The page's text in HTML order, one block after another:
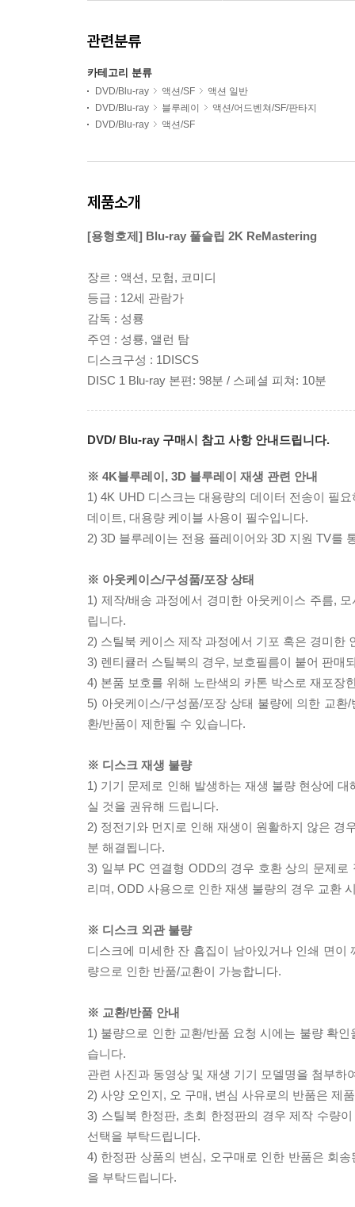
관련분류
카테고리 분류
DVD/Blu-ray 액션/SF
액션 일반
DVD/Blu-ray
블루레이
액션/어드벤쳐/SF/판타지
DVD/Blu-ray
액션/SF
제품소개
[용형호제] Blu-ray 풀슬립 2K ReMastering
장르 : 액션, 모험, 코미디
등급 : 12세 관람가
감독 : 성룡
주연 : 성룡, 앨런 탐
디스크구성 : 1DISCS
DISC 1 Blu-ray 본편: 98분 / 스페셜 피쳐: 10분
DVD/ Blu-ray 구매시 참고 사항 안내드립니다.
※ 4K블루레이, 3D 블루레이 재생 관련 안내
1) 4K UHD 디스크는 대용량의 데이터 전송이 필
데이트, 대용량 케이블 사용이 필수입니다.
2) 3D 블루레이는 전용 플레이어와 3D 지원 TV를
※ 아웃케이스/구성품/포장 상태
1) 제작/배송 과정에서 경미한 아웃케이스 주름,
립니다.
2) 스틸북 케이스 제작 과정에서 기포 혹은 경미한
3) 렌티큘러 스틸북의 경우, 보호필름이 붙어 판매
4) 본품 보호를 위해 노란색의 카톤 박스로 재포장
5) 아웃케이스/구성품/포장 상태 불량에 의한 교
환/반품이 제한될 수 있습니다.
※ 디스크 재생 불량
1) 기기 문제로 인해 발생하는 재생 불량 현상에
실 것을 권유해 드립니다.
2) 정전기와 먼지로 인해 재생이 원활하지 않은 경
분 해결됩니다.
3) 일부 PC 연결형 ODD의 경우 호환 상의 문제
리며, ODD 사용으로 인한 재생 불량의 경우 교환
※ 디스크 외관 불량
디스크에 미세한 잔 흠집이 남아있거나 인쇄 면
량으로 인한 반품/교환이 가능합니다.
※ 교환/반품 안내
1) 불량으로 인한 교환/반품 요청 시에는 불량 확
습니다.
관련 사진과 동영상 및 재생 기기 모델명을 첨부하
2) 사양 오인지, 오 구매, 변심 사유로의 반품은 제
3) 스틸북 한정판, 초회 한정판의 경우 제작 수량
선택을 부탁드립니다.
4) 한정판 상품의 변심, 오구매로 인한 반품은 회
을 부탁드립니다.